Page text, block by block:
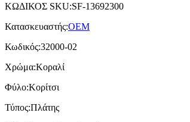
ΚΩΔΙΚΟΣ SKU:SF-13692300
Κατασκευαστής:OEM
Κωδικός:32000-02
Χρώμα:Κοραλί
Φύλο:Κορίτσι
Τύπος:Πλάτης